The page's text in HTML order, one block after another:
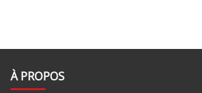
À PROPOS